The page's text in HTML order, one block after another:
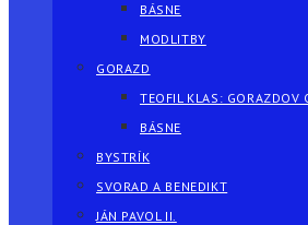
BÁSNE
MODLITBY
GORAZD
TEOFIL KLAS: GORAZDOV
BÁSNE
BYSTRÍK
SVORAD A BENEDIKT
JÁN PAVOL II.